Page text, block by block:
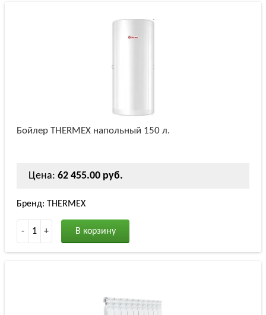
Бойлер THERMEX напольный 150 л.
Цена: 62 455.00 руб.
Бренд: THERMEX
- 1 + В корзину